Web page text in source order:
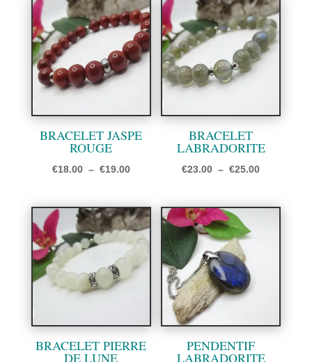
BRACELET JASPE
ROUGE
€18.00 – €19.00Plage
prix :
€18.00
BRACELET
LABRADORITE
€23.00 – €25.00Plage
prix :
BRACELET PIERRE
DE LUNE
PENDENTIF
LABRADORITE